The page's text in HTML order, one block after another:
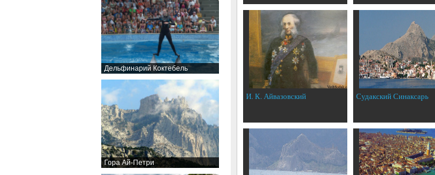
Дельфинарий Коктебель
Гора Ай-Петри
И. К. Айвазовский Судакский Синаксарь